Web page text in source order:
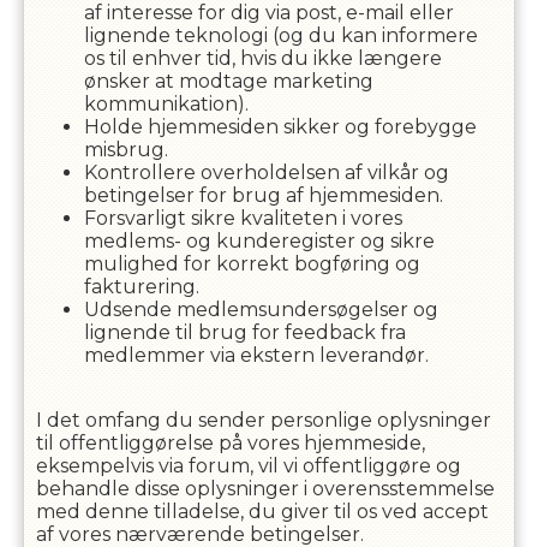
af interesse for dig via post, e-mail eller
lignende teknologi (og du kan informere
os til enhver tid, hvis du ikke længere
ønsker at modtage marketing
kommunikation).
Holde hjemmesiden sikker og forebygge
misbrug.
Kontrollere overholdelsen af ​​vilkår og
betingelser for brug af hjemmesiden.
Forsvarligt sikre kvaliteten i vores
medlems- og kunderegister og sikre
mulighed for korrekt bogføring og
fakturering.
Udsende medlemsundersøgelser og
lignende til brug for feedback fra
medlemmer via ekstern leverandør.
I det omfang du sender personlige oplysninger
til offentliggørelse på vores hjemmeside,
eksempelvis via forum, vil vi offentliggøre og
behandle disse oplysninger i overensstemmelse
med denne tilladelse, du giver til os ved accept
af vores nærværende betingelser.